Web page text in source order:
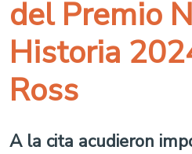
del Premio
Historia
Ross
A la cita acudieron